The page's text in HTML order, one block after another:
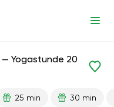
Yogastunde 20
25 min 30 min